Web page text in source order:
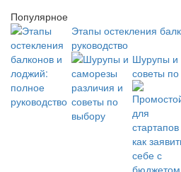
Популярное
Этапы остекления
руководство
Шурупы и
советы